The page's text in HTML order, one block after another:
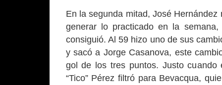
En la segunda mitad, José
generar lo practicado en la
consiguió. Al 59 hizo uno de sus
y sacó a Jorge Casanova, este
gol de los tres puntos. Justo
“Tico” Pérez filtró para Bevacqua,